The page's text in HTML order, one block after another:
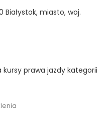
Białystok, miasto, woj.
kursy prawa jazdy kategorii